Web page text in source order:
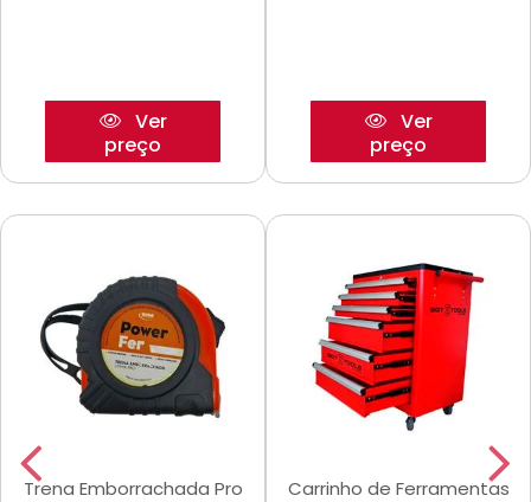
Ver
preço
Ver
preço
Trena Emborrachada Pro
Carrinho de Ferramentas